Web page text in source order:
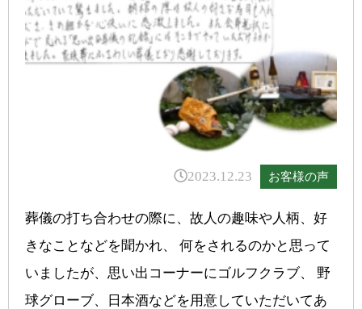
2023.12.23 お客様の声
葬儀の打ち合わせの際に、故人の趣味や人柄、好
きなことなどを聞かれ、 何をされるのかと思って
いましたが、思い出コーナーにゴルフクラブ、 野
球グローブ、日本酒などを用意していただいてあ